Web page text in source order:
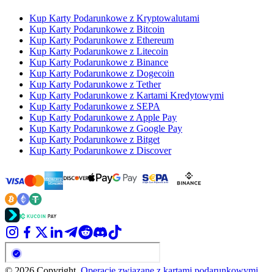
Kup Karty Podarunkowe z Kryptowalutami
Kup Karty Podarunkowe z Bitcoin
Kup Karty Podarunkowe z Ethereum
Kup Karty Podarunkowe z Litecoin
Kup Karty Podarunkowe z Binance
Kup Karty Podarunkowe z Dogecoin
Kup Karty Podarunkowe z Tether
Kup Karty Podarunkowe z Kartami Kredytowymi
Kup Karty Podarunkowe z SEPA
Kup Karty Podarunkowe z Apple Pay
Kup Karty Podarunkowe z Google Pay
Kup Karty Podarunkowe z Bitget
Kup Karty Podarunkowe z Discover